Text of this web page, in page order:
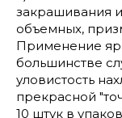
закрашивания
объемных,
Применение
большинстве
уловистость
прекрасной
10 штук в